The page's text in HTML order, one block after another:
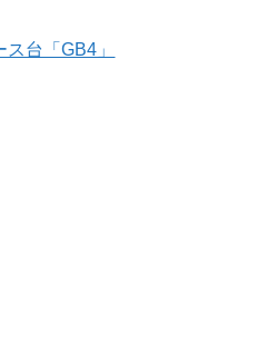
台「GB4」